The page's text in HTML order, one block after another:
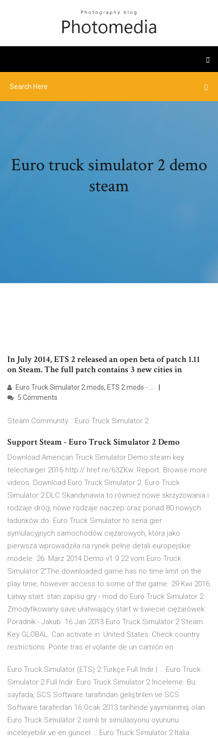
Euro truck simulator 2 demo
steam
In July 2014, ETS 2 released an open beta of patch 1.11
on Steam. The full patch contains 3 new cities in
Euro Truck Simulator 2 mods, ETS 2 mods - …
5 Comments
Steam Community :: Euro Truck Simulator 2
Support Steam - Euro Truck Simulator 2 Demo
Download American Truck Simulator Demo steam key
telecharger 2016 http:// href.re/63ZKw. Report. Browse more
videos. Download Euro Truck Simulator 2 Euro Truck
Simulator 2 DLC Skandynawia to również nowe skrzyżowania i
rodzaje dróg, nowe rodzaje naczep oraz ponad 80 nowych
ładunków do Euro Truck Simulator to seria gier
symulacyjnych samochodów ciężarowych, która jako
pierwsza wprowadziła na rynek pełne detali europejskie
modele 26. März 2014 Demo v1.9.22 vom Euro Truck
Simulator 2"The downloaded game has no time limit on the
play time, however access to some of the game 29 Kwi 2016
Łatwy start: stan zapisu gry - mod do Euro Truck Simulator 2.
Zmodyfikowany save ułatwiający start w świecie ciężarówek.
Poradnik - Jakub 16 Jan 2013 Euro Truck Simulator 2 Steam
Key GLOBAL. Can activate in: United States: Check country
restrictions. Ponte tras el volante de un camión en
Euro Truck Simulator (ETS) 2 Türkçe Full İndir | … Euro Truck
Simulator 2 Full İndir. Euro Truck Simulator 2 İnceleme. Bu
sayfada, SCS Software tarafından geliştirilen ve SCS
Software tarafından 16 Ocak 2013 tarihinde yayımlanmış olan
Euro Truck Simulator 2 isimli tır simülasyonu oyununu
inceleyebilir ve en güncel … Euro Truck Simulator 2 Italia